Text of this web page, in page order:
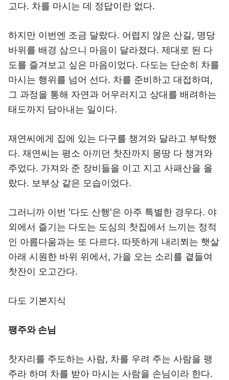
고다. 차를 마시는 데 정답이란 없다.
하지만 이번엔 조금 달랐다. 어렵지 않은 산길, 명당
바위를 배경 삼으니 마음이 달라졌다. 제대로 된 다
도를 즐겨보고 싶은 마음이었다. 다도는 단순히 차를
마시는 행위를 넘어 선다. 차를 준비하고 대접하며,
그 과정을 통해 자연과 어우러지고 상대를 배려하는
태도까지 담아내는 일이다.
재연씨에게 집에 있는 다구를 챙겨와 달라고 부탁했
다. 재연씨는 평소 아끼던 찻잔까지 몽땅 다 챙겨와
주었다. 가져와 준 장비들을 이고 지고 사패산을 올
랐다. 보부상 같은 모습이었다.
그러니까 이번 '다도 산행'은 아주 특별한 경우다. 야
외에서 즐기는 다도는 도심의 찻집에서 느끼는 정적
인 아름다움과는 또 다르다. 따뜻하게 내리쬐는 햇살
아래 시원한 바위 위에서, 가을 오는 소리를 곁들여
찻잔이 오고간다.
다도 기본지식
팽주와 손님
찻자리를 주도하는 사람, 차를 우려 주는 사람을 팽
주라 하며 차를 받아 마시는 사람을 손님이라 한다.